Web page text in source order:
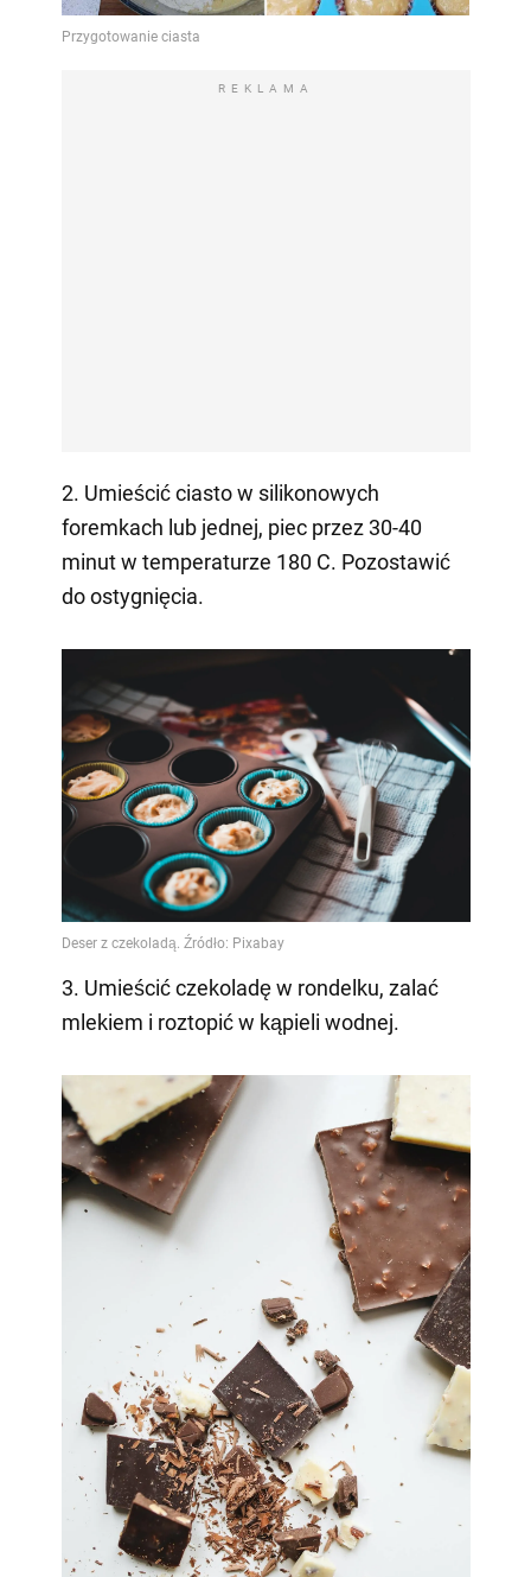
REKLAMA
2. Umieścić ciasto w silikonowych
foremkach lub jednej, piec przez 30-40
minut w temperaturze 180 C. Pozostawić
do ostygnięcia.
3. Umieścić czekoladę w rondelku, zalać
mlekiem i roztopić w kąpieli wodnej.